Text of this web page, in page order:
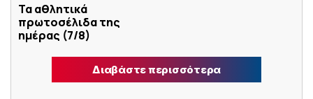
Τα αθλητικά
πρωτοσέλιδα της
ημέρας (7/8)
Διαβάστε περισσότερα